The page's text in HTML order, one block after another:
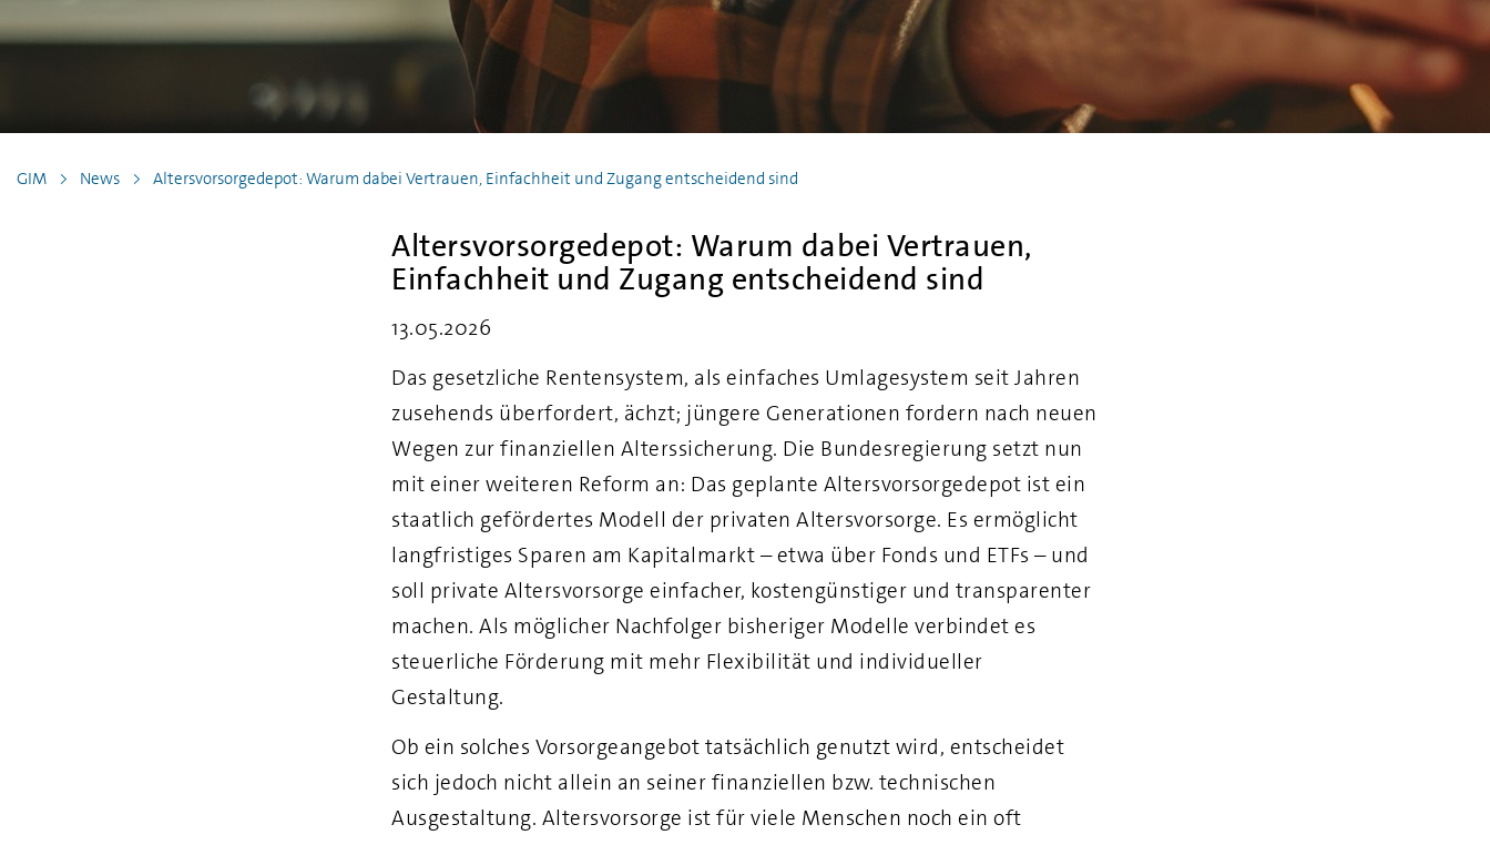
GIM News Altersvorsorgedepot: Warum dabei Vertrauen, Einfachheit und Zugang entscheidend sind
Altersvorsorgedepot: Warum dabei Vertrauen,
Einfachheit und Zugang entscheidend sind
13.05.2026
Das gesetzliche Rentensystem, als einfaches Umlagesystem seit Jahren
zusehends überfordert, ächzt; jüngere Generationen fordern nach neuen
Wegen zur finanziellen Alterssicherung. Die Bundesregierung setzt nun
mit einer weiteren Reform an: Das geplante Altersvorsorgedepot ist ein
staatlich gefördertes Modell der privaten Altersvorsorge. Es ermöglicht
langfristiges Sparen am Kapitalmarkt – etwa über Fonds und ETFs – und
soll private Altersvorsorge einfacher, kostengünstiger und transparenter
machen. Als möglicher Nachfolger bisheriger Modelle verbindet es
steuerliche Förderung mit mehr Flexibilität und individueller
Gestaltung.
Ob ein solches Vorsorgeangebot tatsächlich genutzt wird, entscheidet
sich jedoch nicht allein an seiner finanziellen bzw. technischen
Ausgestaltung. Altersvorsorge ist für viele Menschen noch ein oft